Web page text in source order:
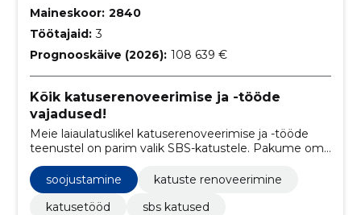
Maineskoor: 2840
Töötajaid: 3
Prognooskäive (2026): 108 639 €
Kõik katuserenoveerimise ja -tööde
vajadused!
Meie laiaulatuslikel katuserenoveerimise ja -tööde
teenustel on parim valik SBS-katustele. Pakume oma
nende erinevatele vajadutel
soojustamine
katuste renoveerimine
katusetööd
sbs katused